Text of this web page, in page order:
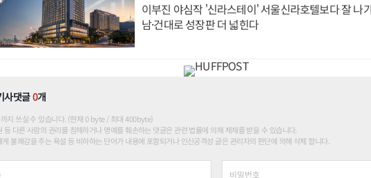
이부진 야심작 '신라스테이' 서울신라호텔보다 잘 나
남·건대로 성장판 더 넓힌다
사댓글0개
지 쓰실 수 있습니다. (현재 0 byte / 최대 400byte)
등 다른 사람의 권리를 침해하거나 명예를 훼손하는 댓글은 관련 법률에 의해 제재를 받을 수 있습니다.
게 불쾌감을 주는 욕설 등 비하하는 단어가 내용에 포함되거나 인신공격성 글은 관리자의 판단에 의해 삭제 합니다.